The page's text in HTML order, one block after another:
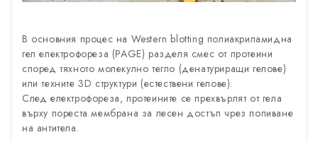
В основния процес на Western blotting полиакриламидна
гел електрофореза (PAGE) разделя смес от протеини
според тяхното молекулно тегло (денатуриращи гелове)
или техните 3D структури (естествени гелове).
След електрофореза, протеините се прехвърлят от гела
върху пореста мембрана за лесен достъп чрез попиване
на антитела.